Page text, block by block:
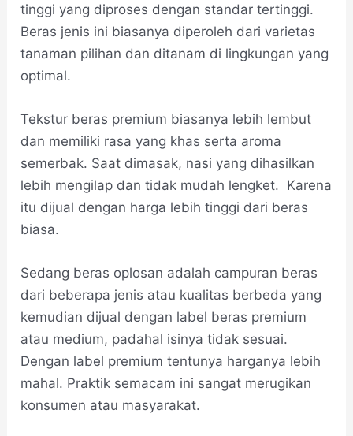
tinggi yang diproses dengan standar tertinggi.
Beras jenis ini biasanya diperoleh dari varietas
tanaman pilihan dan ditanam di lingkungan yang
optimal.
Tekstur beras premium biasanya lebih lembut
dan memiliki rasa yang khas serta aroma
semerbak. Saat dimasak, nasi yang dihasilkan
lebih mengilap dan tidak mudah lengket. Karena
itu dijual dengan harga lebih tinggi dari beras
biasa.
Sedang beras oplosan adalah campuran beras
dari beberapa jenis atau kualitas berbeda yang
kemudian dijual dengan label beras premium
atau medium, padahal isinya tidak sesuai.
Dengan label premium tentunya harganya lebih
mahal. Praktik semacam ini sangat merugikan
konsumen atau masyarakat.